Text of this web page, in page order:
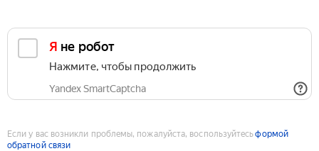
Я не робот
Нажмите, чтобы продолжить
Yandex SmartCaptcha
Если у вас возникли проблемы, пожалуйста, воспользуйтесьформой
обратной связи